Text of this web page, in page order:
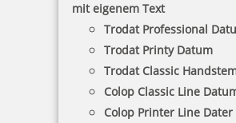
mit eigenem Text
Trodat Professional
Trodat Printy Datum
Trodat Classic
Colop Classic Line
Colop Printer Line Dater
9,08 €